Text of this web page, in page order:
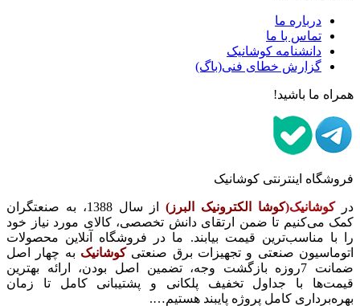
درباره ما
تماس با ما
دانشنامه کوشانیک
گزارش خطای فنی(باگ)
همراه ما باشید!
فروشگاه اینترنتی کوشانیک
در کوشانیک(کوشا الکترونیک البرز)
از سال 1388، به صنعتگران
کمک می‌کنیم تا ضمن ارتقای دانش تخصصی، کالای مورد نیاز خود
را با مناسب‌ترین قیمت بیابند. ما در فروشگاه آنلاین محصولات
اتوماسیون صنعتی و تجهیزات برق صنعتی کوشانیک به چهار اصل
ضمانت 7روزه بازگشت وجه، تضمین اصل بودن، ارائه بهترین
قیمت‌ها با جداول تخفیف پلکانی و پشتیبانی کامل تا زمان
بهره‌برداری کامل پروژه پایبند هستیم….